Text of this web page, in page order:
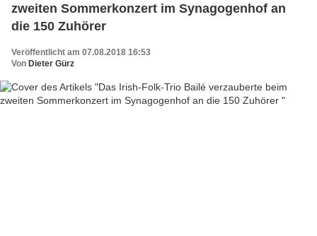
zweiten Sommerkonzert im Synagogenhof an
die 150 Zuhörer
Veröffentlicht am 07.08.2018 16:53
Von Dieter Gürz